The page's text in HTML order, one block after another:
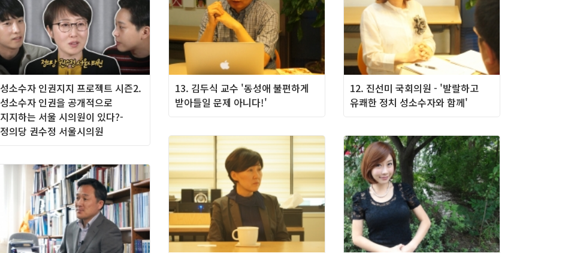
성소수자 인권지지 프로젝트 시즌2.
성소수자 인권을 공개적으로
지지하는 서울 시의원이 있다?-
정의당 권수정 서울시의원
13. 김두식 교수 '동성애 불편하게
받아들일 문제 아니다!'
12. 진선미 국회의원 - '발랄하고
유쾌한 정치 성소수자와 함께'